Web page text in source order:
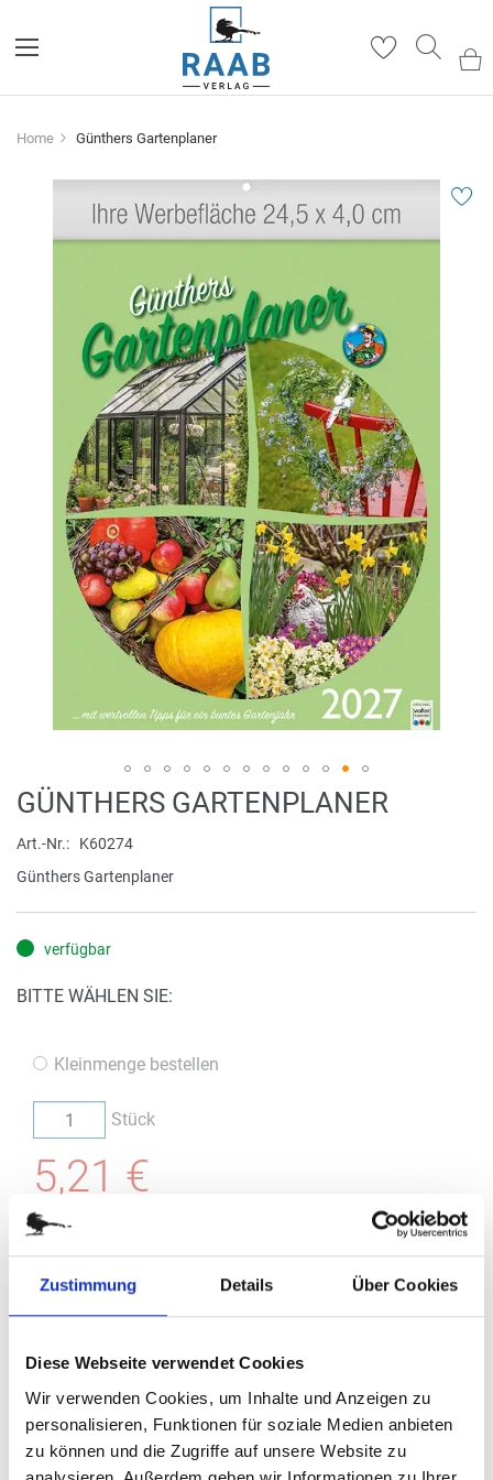
Zustimmung Details Über Cookies
Diese Webseite verwendet Cookies
Wir verwenden Cookies, um Inhalte und Anzeigen zu
personalisieren, Funktionen für soziale Medien anbieten
zu können und die Zugriffe auf unsere Website zu
Home Günthers Gartenplaner
Zum
Anfang
der
Bildergalerie
GÜNTHERS GARTENPLANER
Art.-Nr.
K60274
Günthers Gartenplaner
verfügbar
BITTE WÄHLEN SIE:
Kleinmenge bestellen
Stück
5,21 €
(inkl. MwSt.
zzgl. MwSt., zzgl.
Bestellung / Angebot
Im nächsten Schritt haben Sie die Möglichkeit, eine Bestellung
aufzugeben oder ein Angebot anzufragen.